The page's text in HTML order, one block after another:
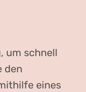
um schnell
den
eines